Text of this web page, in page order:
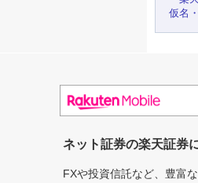
仮名
ネット証券の楽天証券
FXや投資信託など、豊富